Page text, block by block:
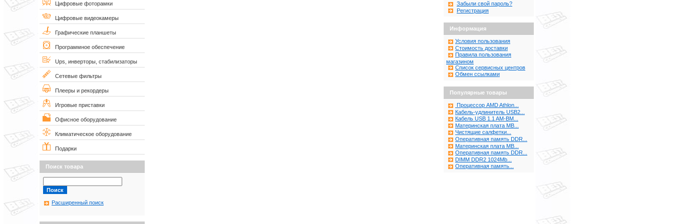
Цифровые фоторамки
Цифровые видеокамеры
Графические планшеты
Программное обеспечение
Ups, инверторы, стабилизаторы
Сетевые фильтры
Плееры и рекордеры
Игровые приставки
Офисное оборудование
Климатическое оборудование
Подарки
Поиск товара
Расширенный поиск
Забыли свой пароль?
Регистрация
Информация
Условия пользования
Стоимость доставки
Правила пользования
магазином
Список сервисных центров
Обмен ссылками
Популярные товары
Процессор AMD Athlon...
Кабель-удлинитель USB2...
Кабель USB 1.1 AM-BM...
Материнская плата MB...
Чистящие салфетки...
Оперативная память DDR...
Материнская плата MB...
Оперативная память DDR...
DIMM DDR2 1024Mb...
Оперативная память...